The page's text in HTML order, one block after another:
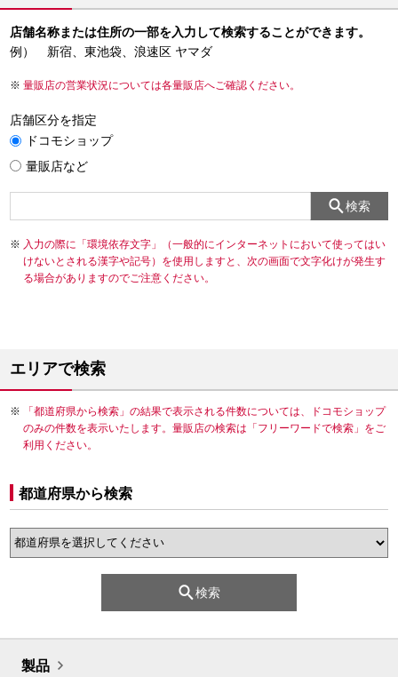
店舗名称または住所の一部を入力して検索することができます。
例） 新宿、東池袋、浪速区 ヤマダ
量販店の営業状況については各量販店へご確認ください。
店舗区分を指定
ドコモショップ
量販店など
検索
入力の際に「環境依存文字」（一般的にインターネットにおいて使ってはい
けないとされる漢字や記号）を使用しますと、次の画面で文字化けが発生す
る場合がありますのでご注意ください。
エリアで検索
「都道府県から検索」の結果で表示される件数については、ドコモショップ
のみの件数を表示いたします。量販店の検索は「フリーワードで検索」をご
利用ください。
都道府県から検索
検索
製品